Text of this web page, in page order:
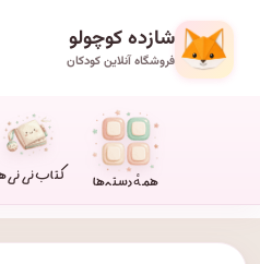
شازده کوچولو
فروشگاه آنلاین کودکان
همهٔ دسته‌ها کتاب نی نی